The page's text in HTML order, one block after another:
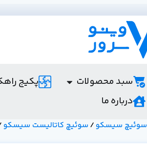
سبد محصولات
پکیج
درباره ما
سوئیچ سیسکو/ سوئیچ کاتالیست سیسکوE